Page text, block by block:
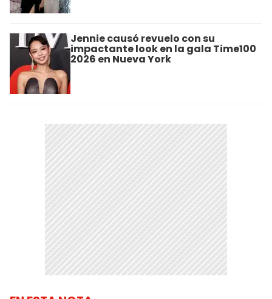
Jennie causó revuelo con su
impactante look en la gala Time100
2026 en Nueva York